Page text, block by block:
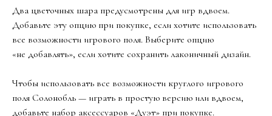
Два цветочных шара предусмотрены для игр вдвоем.
Добавьте эту опцию при покупке, если хотите использовать
все возможности игрового поля. Выберите опцию
«не добавлять», если хотите сохранить лаконичный дизайн.
Чтобы использовать все возможности круглого игрового
поля Солонобль — играть в простую версию или вдвоем,
добавьте набор аксессуаров «Дуэт» при покупке.